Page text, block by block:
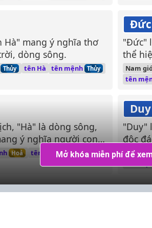
Hà" mang ý nghĩa thơ
dòng sông.
Thủy tên Hà tên mệnh Thủy
"Đức"
thể
hòa,
Nam
tên
"Hà" là dòng sông,
ý nghĩa người con
dòng sông.
Hoả
tên Hà
"Duy"
độc
Nam
Mở khóa miễn phí để